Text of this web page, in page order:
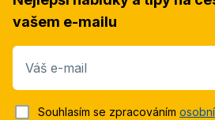
vašem e-mailu
Váš e-mail
Souhlasím se zpracováním